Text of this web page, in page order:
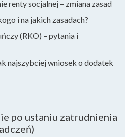
renty socjalnej – zmiana zasad
i na jakich zasadach?
(RKO) – pytania i
najszybciej wniosek o dodatek
po ustaniu zatrudnienia